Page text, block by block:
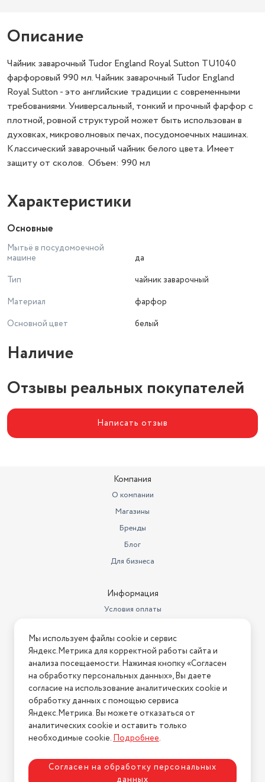
Описание
Чайник заварочный Tudor England Royal Sutton TU1040
фарфоровый 990 мл. Чайник заварочный Tudor England
Royal Sutton - это английские традиции с современными
требованиями. Универсальный, тонкий и прочный фарфор с
плотной, ровной структурой может быть использован в
духовках, микроволновых печах, посудомоечных машинах.
Классический заварочный чайник белого цвета. Имеет
защиту от сколов. Объем: 990 мл
Характеристики
Основные
Мытьё в посудомоечной
машине
да
Тип
чайник заварочный
Материал
фарфор
Основной цвет
белый
Наличие
Отзывы реальных покупателей
Написать отзыв
Компания
О компании
Магазины
Бренды
Блог
Для бизнеса
Информация
Условия оплаты
Условия возврата
Нашли ошибку на сайте? Напишите нам
2026 © Интернет-магазин "АстМаркет". У нас есть всё!
Политика конфиденциальности
Мы используем файлы cookie и сервис
Яндекс.Метрика для корректной работы сайта и
анализа посещаемости. Нажимая кнопку «Согласен
на обработку персональных данных», Вы даете
согласие на использование аналитических cookie и
обработку данных с помощью сервиса
Яндекс.Метрика. Вы можете отказаться от
аналитических cookie и оставить только
необходимые cookie.Подробнее.
Согласен на обработку персональных
данных